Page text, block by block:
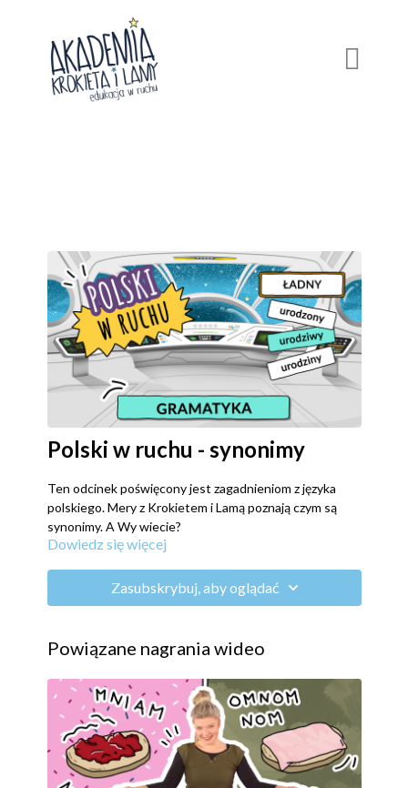
Polski w ruchu - synonimy
Ten odcinek poświęcony jest zagadnieniom z języka
polskiego. Mery z Krokietem i Lamą poznają czym są
synonimy. A Wy wiecie?
Dowiedz się więcej
Zasubskrybuj, aby oglądać
Powiązane nagrania wideo